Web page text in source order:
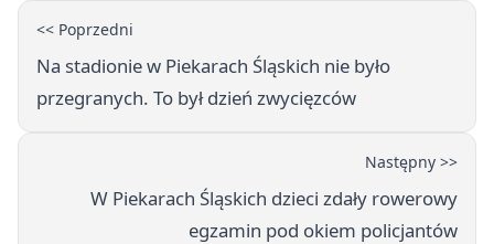
<< Poprzedni
Na stadionie w Piekarach Śląskich nie było
przegranych. To był dzień zwycięzców
Następny >>
W Piekarach Śląskich dzieci zdały rowerowy
egzamin pod okiem policjantów